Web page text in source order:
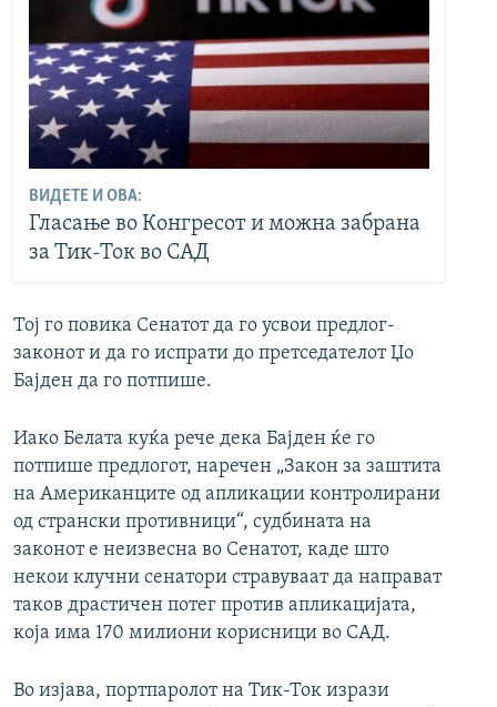
ВИДЕТЕ И ОВА:
Гласање во Конгресот и можна забрана
за Тик-Ток во САД
Тој го повика Сенатот да го усвои предлог-
законот и да го испрати до претседателот Џо
Бајден да го потпише.
Иако Белата куќа рече дека Бајден ќе го
потпише предлогот, наречен „Закон за заштита
на Американците од апликации контролирани
од странски противници“, судбината на
законот е неизвесна во Сенатот, каде што
некои клучни сенатори стравуваат да направат
таков драстичен потег против апликацијата,
која има 170 милиони корисници во САД.
Во изјава, портпаролот на Тик-Ток изрази